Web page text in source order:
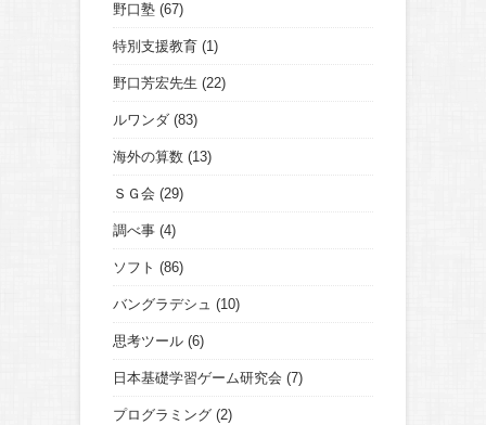
野口塾 (67)
特別支援教育 (1)
野口芳宏先生 (22)
ルワンダ (83)
海外の算数 (13)
ＳＧ会 (29)
調べ事 (4)
ソフト (86)
バングラデシュ (10)
思考ツール (6)
日本基礎学習ゲーム研究会 (7)
プログラミング (2)